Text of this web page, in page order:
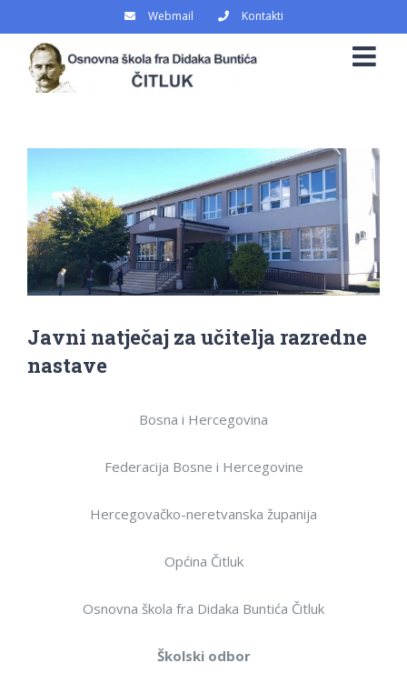
content
Webmail Kontakti
Larger
Image
Javni natječaj za učitelja razredne
nastave
Bosna i Hercegovina
Federacija Bosne i Hercegovine
Hercegovačko-neretvanska županija
Općina Čitluk
Osnovna škola fra Didaka Buntića Čitluk
Školski odbor